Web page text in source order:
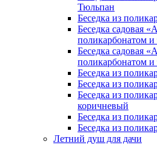
Тюльпан
Беседка из
Беседка садовая
поликарбонатом и
Беседка садовая
поликарбонатом и
Беседка из
Беседка из
Беседка из
коричневый
Беседка из
Беседка из
Летний душ для дачи